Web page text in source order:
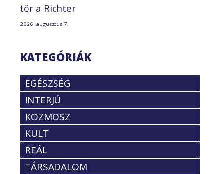
tör a Richter
2026. augusztus 7.
KATEGÓRIÁK
EGÉSZSÉG
INTERJÚ
KOZMOSZ
KULT
REÁL
TÁRSADALOM